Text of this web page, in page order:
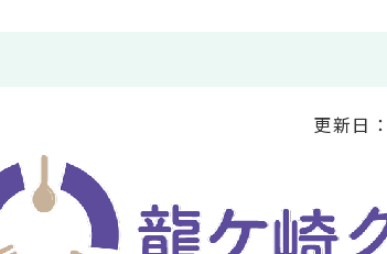
更新日